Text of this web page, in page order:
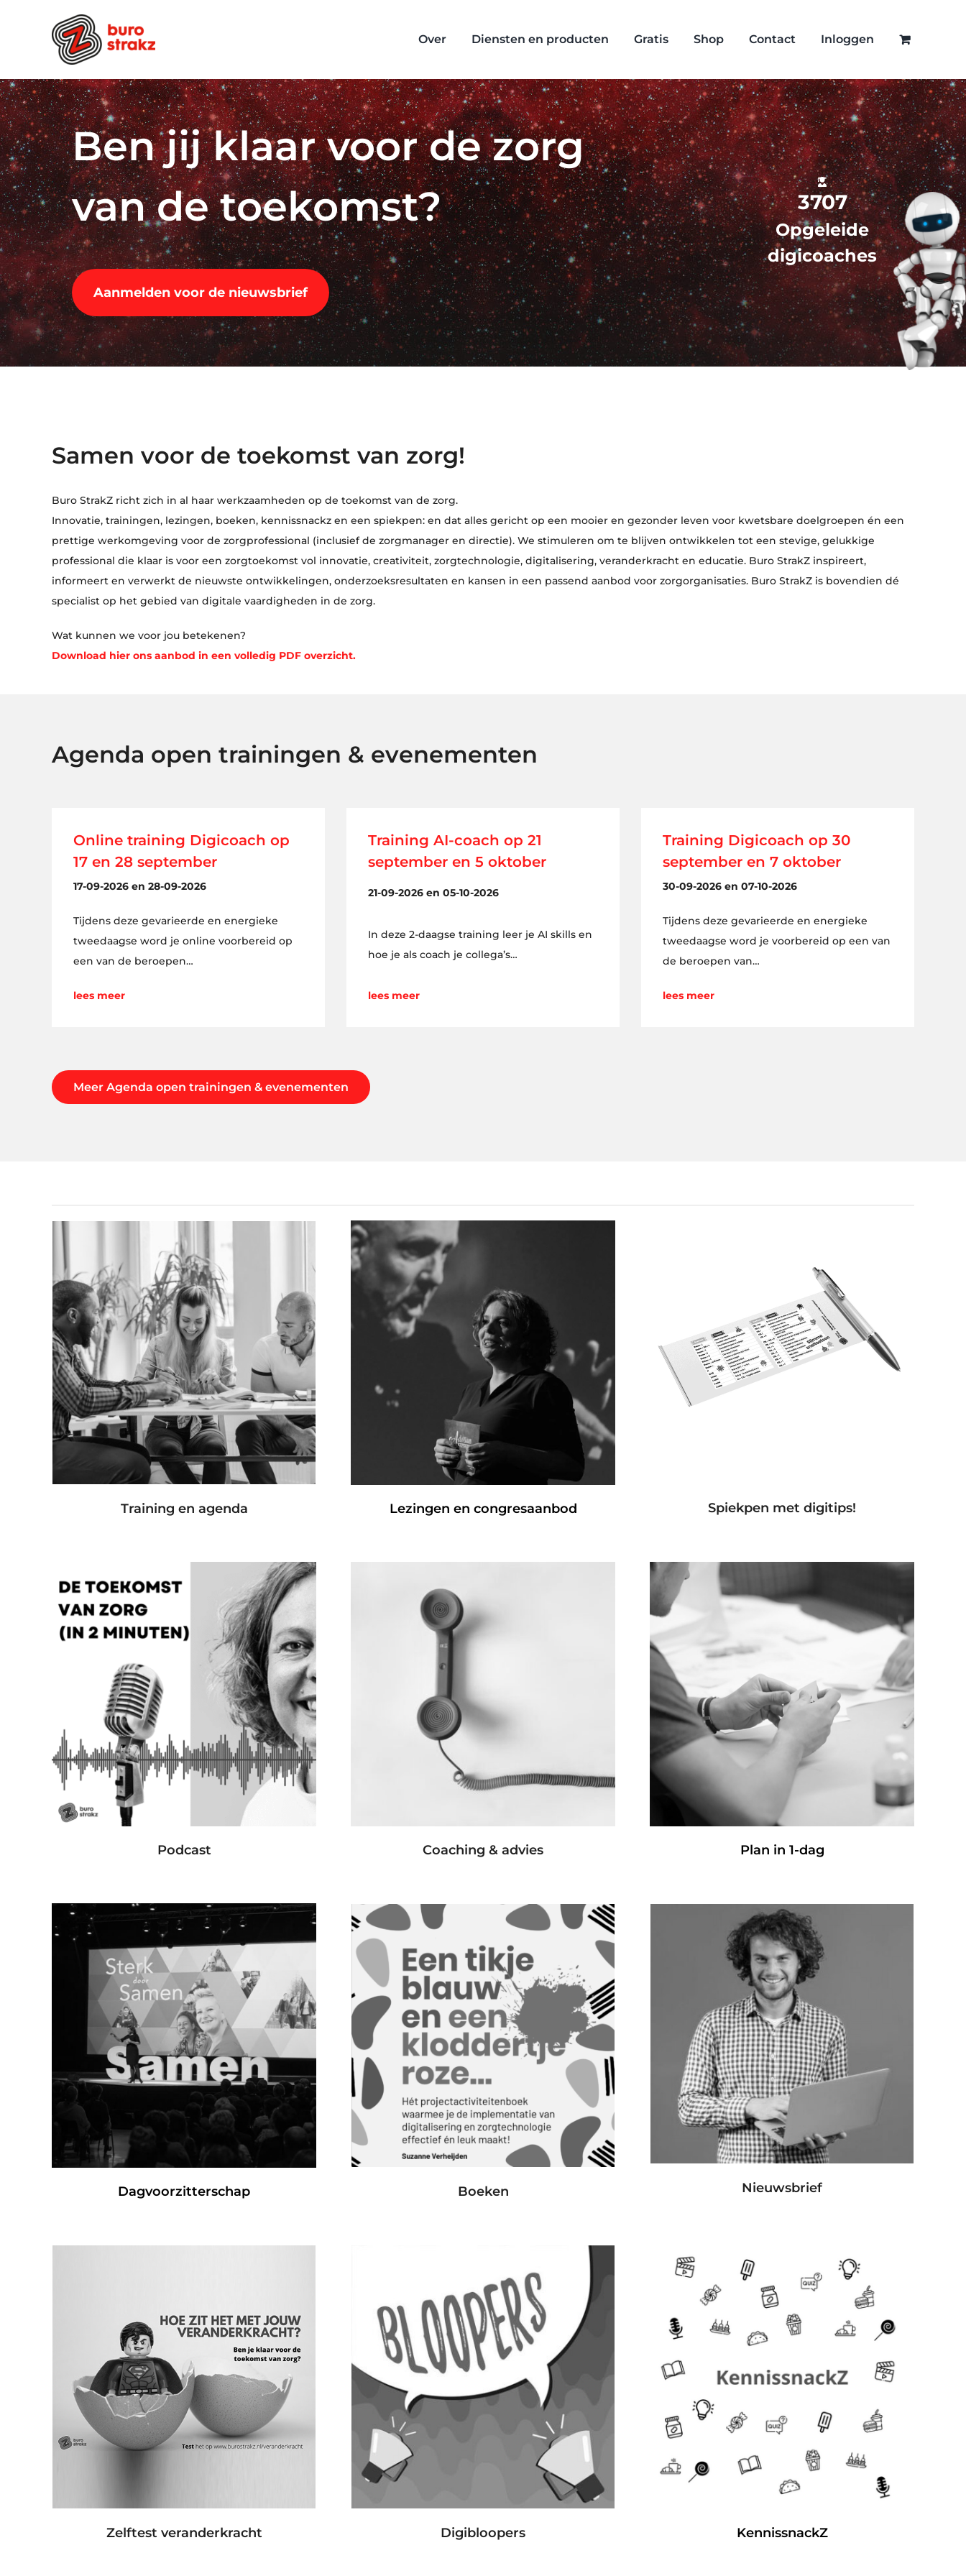
Over Diensten en producten Gratis Shop Contact Inloggen
Ben jij klaar voor de zorg
van de toekomst?
Aanmelden voor de nieuwsbrief
3707
Opgeleide
digicoaches
Samen voor de toekomst van zorg!
Buro StrakZ richt zich in al haar werkzaamheden op de toekomst van de zorg.
Innovatie, trainingen, lezingen, boeken, kennissnackz en een spiekpen: en dat alles gericht op een mooier en gezonder leven voor kwetsbare doelgroepen én een
prettige werkomgeving voor de zorgprofessional (inclusief de zorgmanager en directie). We stimuleren om te blijven ontwikkelen tot een stevige, gelukkige
professional die klaar is voor een zorgtoekomst vol innovatie, creativiteit, zorgtechnologie, digitalisering, veranderkracht en educatie. Buro StrakZ inspireert,
informeert en verwerkt de nieuwste ontwikkelingen, onderzoeksresultaten en kansen in een passend aanbod voor zorgorganisaties. Buro StrakZ is bovendien dé
specialist op het gebied van digitale vaardigheden in de zorg.
Wat kunnen we voor jou betekenen?
Download hier ons aanbod in een volledig PDF overzicht.
Agenda open trainingen & evenementen
Online training Digicoach op
17 en 28 september
17-09-2026 en 28-09-2026
Tijdens deze gevarieerde en energieke
tweedaagse word je online voorbereid op
een van de beroepen…
lees meer
Training AI-coach op 21
september en 5 oktober
21-09-2026 en 05-10-2026
In deze 2-daagse training leer je AI skills en
hoe je als coach je collega’s…
lees meer
Training Digicoach op 30
september en 7 oktober
30-09-2026 en 07-10-2026
Tijdens deze gevarieerde en energieke
tweedaagse word je voorbereid op een van
de beroepen van…
lees meer
Meer Agenda open trainingen & evenementen
Training en agenda Lezingen en congresaanbod Spiekpen met digitips!
Podcast Coaching & advies Plan in 1-dag
Dagvoorzitterschap Boeken Nieuwsbrief
Zelftest veranderkracht Digibloopers KennissnackZ